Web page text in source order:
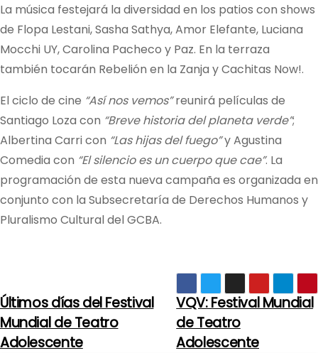
La música festejará la diversidad en los patios con shows
de Flopa Lestani, Sasha Sathya, Amor Elefante, Luciana
Mocchi UY, Carolina Pacheco y Paz. En la terraza
también tocarán Rebelión en la Zanja y Cachitas Now!.
El ciclo de cine “Así nos vemos”reunirá películas de
Santiago Loza con “Breve historia del planeta verde”;
Albertina Carri con “Las hijas del fuego”y Agustina
Comedia con “El silencio es un cuerpo que cae”. La
programación de esta nueva campaña es organizada en
conjunto con la Subsecretaría de Derechos Humanos y
Pluralismo Cultural del GCBA.
N
a
VQV: Festival Mundial
de Teatro
Adolescente
Últimos días del Festival
Mundial de Teatro
Adolescente